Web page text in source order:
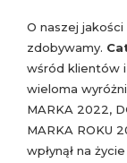
O naszej
zdobywamy.
wśród klientów
wieloma
MARKA 2022,
MARKA ROKU
wpłynął na